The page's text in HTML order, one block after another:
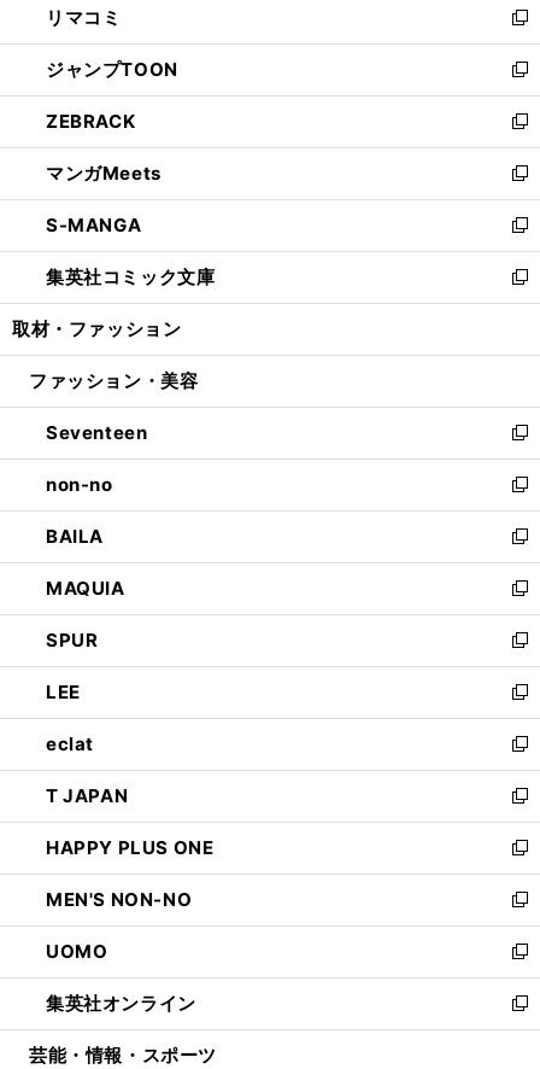
で
開
く
ド
ウ
で
開
く
ィ
ン
ド
ウ
で
開
く
い
ウ
ィ
ン
ド
ウ
で
開
く
リマコミ
新
し
い
ウ
ィ
ン
ド
ウ
で
開
く
ジャンプTOON
新
し
い
ウ
ィ
ン
ド
ウ
で
開
ZEBRACK
新
し
い
ウ
ィ
ン
ド
ウ
開
マンガMeets
新
し
い
ウ
ィ
ン
ウ
開
く
S-MANGA
新
し
い
ウ
ン
ウ
で
開
く
集英社コミック文庫
新
し
ウ
ン
ド
ウ
で
開
く
取材・ファッション
ファッション・美容
Seventeen
新
し
い
ウ
ィ
ン
ド
ウ
で
開
く
non-no
新
し
い
ウ
ィ
ン
ド
ウ
で
開
く
BAILA
新
し
い
ウ
ィ
ン
ド
ウ
で
開
く
MAQUIA
新
し
い
ウ
ィ
ン
ド
ウ
で
開
く
SPUR
新
し
い
ウ
ィ
ン
ド
ウ
で
開
く
LEE
新
し
い
ウ
ィ
ン
ド
ウ
で
開
く
eclat
新
し
い
ウ
ィ
ン
ド
ウ
で
開
く
T JAPAN
新
し
い
ウ
ィ
ン
ド
ウ
で
開
HAPPY PLUS ONE
新
し
い
ウ
ィ
ン
ド
ウ
MEN'S NON-NO
新
し
い
ウ
ィ
ン
UOMO
新
し
い
ウ
集英社オンライン
新
し
芸能・情報・スポーツ